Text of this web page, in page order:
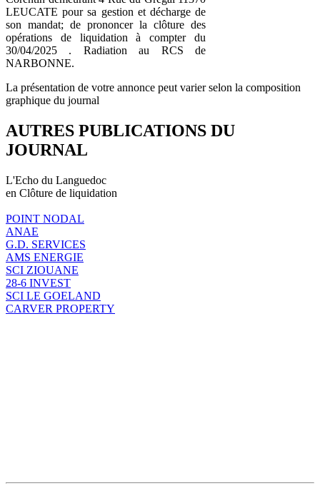
LEUCATE pour sa gestion et décharge de
son mandat; de prononcer la clôture des
opérations de liquidation à compter du
30/04/2025 . Radiation au RCS de
NARBONNE.
La présentation de votre annonce peut varier selon la composition
graphique du journal
AUTRES PUBLICATIONS DU
JOURNAL
L'Echo du Languedoc
en Clôture de liquidation
POINT NODAL
ANAE
G.D. SERVICES
AMS ENERGIE
SCI ZIOUANE
28-6 INVEST
SCI LE GOELAND
CARVER PROPERTY